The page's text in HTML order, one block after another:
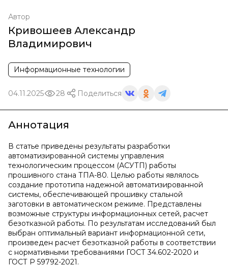
Автор
Кривошеев Александр
Владимирович
Информационные технологии
04.11.2025 28 Поделиться
Аннотация
В статье приведены результаты разработки
автоматизированной системы управления
технологическим процессом (АСУТП) работы
прошивного стана ТПА-80. Целью работы являлось
создание прототипа надежной автоматизированной
системы, обеспечивающей прошивку стальной
заготовки в автоматическом режиме. Представлены
возможные структуры информационных сетей, расчет
безотказной работы. По результатам исследований был
выбран оптимальный вариант информационной сети,
произведен расчет безотказной работы в соответствии
с нормативными требованиями ГОСТ 34.602-2020 и
ГОСТ Р 59792-2021.